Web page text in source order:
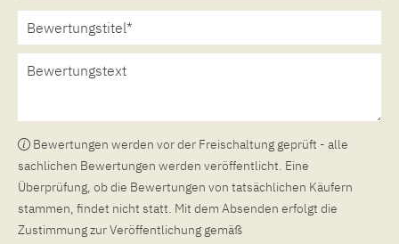
Bewertungen werden vor der Freischaltung geprüft - alle
sachlichen Bewertungen werden veröffentlicht. Eine
Überprüfung, ob die Bewertungen von tatsächlichen Käufern
stammen, findet nicht statt. Mit dem Absenden erfolgt die
Zustimmung zur Veröffentlichung gemäß